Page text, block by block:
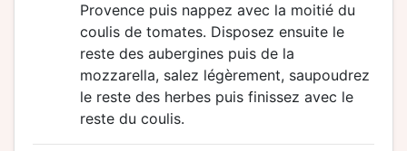
Provence puis nappez avec la moitié du
coulis de tomates. Disposez ensuite le
reste des aubergines puis de la
mozzarella, salez légèrement, saupoudrez
le reste des herbes puis finissez avec le
reste du coulis.